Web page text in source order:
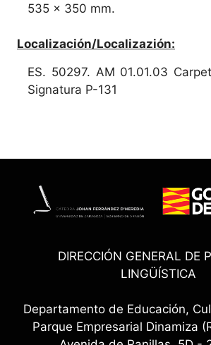
535 x 350 mm.
Localización/Localizazión:
ES. 50297. AM 01.01.03
Signatura P-131
DIRECCIÓN GENERAL DE
LINGÜÍSTICA
Departamento de Educación,
Parque Empresarial Dinamiza